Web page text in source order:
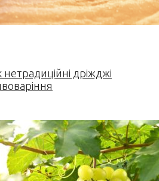
дріжджі